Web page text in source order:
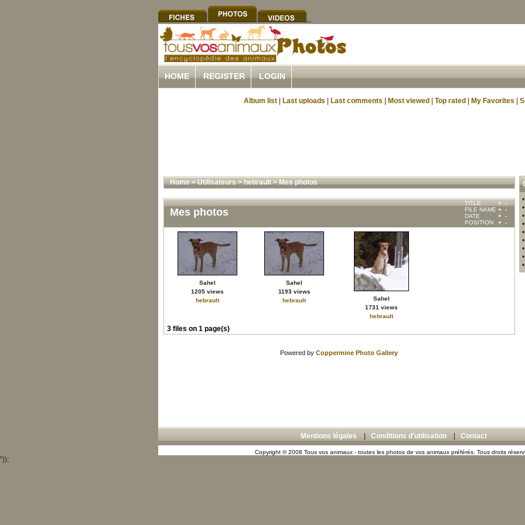
HOME REGISTER LOGIN
Album list Last uploads Last comments Most viewed Top rated My Favorites
Home>Utilisateurs>hebrault>Mes photos
Mes photos
TITLE + -
FILE NAME + -
DATE
+ -
POSITION
+ -
Sahel
1205 views
hebrault
Sahel
1193 views
hebrault
Sahel
1731 views
hebrault
3 files on 1 page(s)
Powered by Coppermine Photo Gallery
•
•
•
•
Mentions légales Conditions d'utilisation Contact
Copyright © 2008 Tous vos animaux - toutes les photos de vos animaux préférés. Tous droits
"));